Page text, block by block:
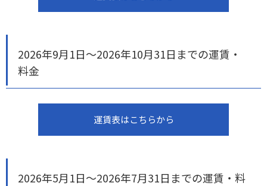
2026年9月1日～2026年10月31日までの運賃・
料金
運賃表はこちらから
2026年5月1日～2026年7月31日までの運賃・料